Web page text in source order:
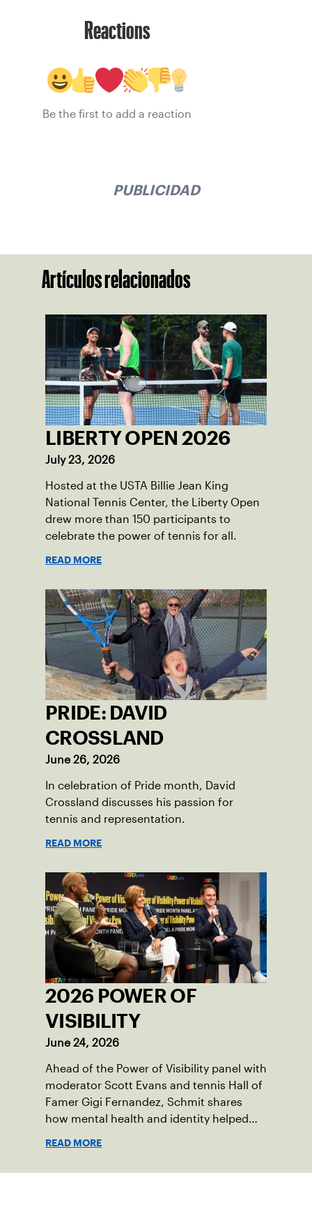
Reactions
Be the first to add a reaction
PUBLICIDAD
Artículos relacionados
LIBERTY OPEN 2026
July 23, 2026
Hosted at the USTA Billie Jean King
National Tennis Center, the Liberty Open
drew more than 150 participants to
celebrate the power of tennis for all.
READ MORE
PRIDE: DAVID
CROSSLAND
June 26, 2026
In celebration of Pride month, David
Crossland discusses his passion for
tennis and representation.
READ MORE
2026 POWER OF
VISIBILITY
June 24, 2026
Ahead of the Power of Visibility panel with
moderator Scott Evans and tennis Hall of
Famer Gigi Fernandez, Schmit shares
how mental health and identity helped
READ MORE